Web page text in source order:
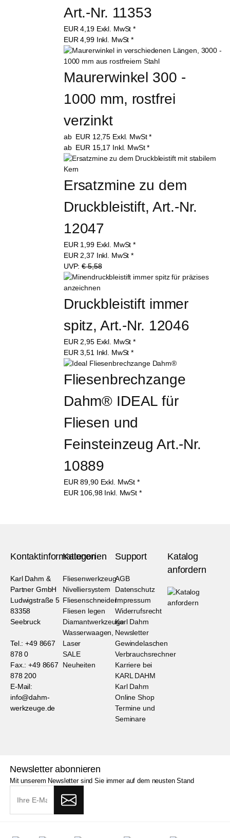
Art.-Nr. 11353
EUR4,19 Exkl. MwSt *
EUR4,99 Inkl. MwSt *
Maurerwinkel 300 -
1000 mm, rostfrei
verzinkt
ab EUR 12,75 Exkl. MwSt *
ab EUR 15,17 Inkl. MwSt *
Ersatzmine zu dem
Druckbleistift, Art.-Nr.
12047
EUR 1,99 Exkl. MwSt *
EUR2,37 Inkl. MwSt *
UVP:€ 5,58
Druckbleistift immer
spitz, Art.-Nr. 12046
EUR2,95 Exkl. MwSt *
EUR3,51 Inkl. MwSt *
Fliesenbrechzange
Dahm® IDEAL für
Fliesen und
Feinsteinzeug Art.-Nr.
10889
EUR89,90 Exkl. MwSt *
EUR 106,98 Inkl. MwSt *
Kontaktinformationen
Karl Dahm &
Partner GmbH
Ludwigstraße 5
83358
Seebruck
Tel.: +49 8667
878 0
Fax.: +49 8667
878 200
E-Mail:
info@dahm-
werkzeuge.de
Kategorien
Fliesenwerkzeug
Nivelliersystem
Fliesenschneider
Fliesen legen
Diamantwerkzeuge
Wasserwaagen,
Laser
SALE
Neuheiten
Support
AGB
Datenschutz
Impressum
Widerrufsrecht
Karl Dahm
Newsletter
Gewindelaschen
Verbrauchsrechner
Karriere bei
KARL DAHM
Karl Dahm
Online Shop
Termine und
Seminare
Katalog
anfordern
Newsletter abonnieren
Mit unserem Newsletter sind Sie immer auf dem neusten Stand